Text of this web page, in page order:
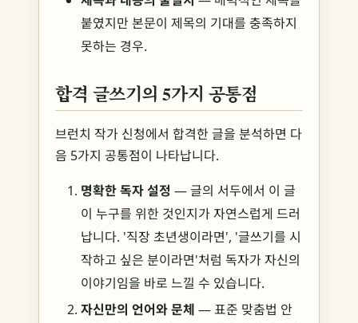
붙였지만 본문이 제목의 기대를 충족하지
못하는 경우.
합격 글쓰기의 5가지 공통점
브런치 작가 신청에서 합격한 글을 분석하면 다
음 5가지 공통점이 나타납니다.
명확한 독자 설정 — 글의 서두에서 이 글
이 누구를 위한 것인지가 자연스럽게 드러
납니다. '직장 초년생이라면', '글쓰기를 시
작하고 싶은 분이라면'처럼 독자가 자신의
이야기임을 바로 느낄 수 있습니다.
자신만의 언어와 문체 — 표준 맞춤법 안